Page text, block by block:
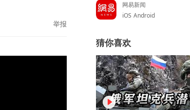
举报
网易新闻
iOS Android
猜你喜欢